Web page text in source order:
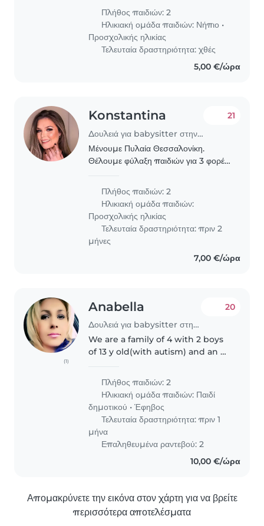
bebek bakıcısına ihtiyacım var.
Konuşkan, sportif ve oyuncu
doğalarıyla tanınan çocuklarımla..
Πλήθος παιδιών: 2
Ηλικιακή ομάδα παιδιών: Νήπιο •
Προσχολικής ηλικίας
Τελευταία δραστηριότητα: χθές
5,00 €/ώρα
Konstantina
Δουλειά για babysitter στην περιοχή Pylaía
21
Μένουμε Πυλαία Θεσσαλονίκη.
Θέλουμε φύλαξη παιδιών για 3 φορές
Πλήθος παιδιών: 2
Ηλικιακή ομάδα παιδιών:
Προσχολικής ηλικίας
Τελευταία δραστηριότητα: πριν 2
μήνες
7,00 €/ώρα
(1)
Anabella
Δουλειά για babysitter στην περιοχή Pylaía
20
We are a family of 4 with 2 boys
of 13 y old(with autism) and an 8
for someone young and lively
who can keep them busy once
to 3 times a week (on
weekends..
Πλήθος παιδιών: 2
Ηλικιακή ομάδα παιδιών: Παιδί
δημοτικού •Έφηβος
Τελευταία δραστηριότητα: πριν 1
μήνα
Επαληθευμένα ραντεβού: 2
10,00 €/ώρα
Απομακρύνετε την εικόνα στον χάρτη για να βρείτε
περισσότερα αποτελέσματα